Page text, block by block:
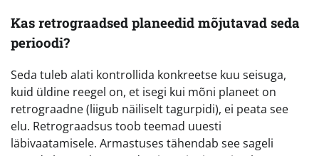
Kas retrograadsed planeedid mõjutavad seda
perioodi?
Seda tuleb alati kontrollida konkreetse kuu seisuga,
kuid üldine reegel on, et isegi kui mõni planeet on
retrograadne (liigub näiliselt tagurpidi), ei peata see
elu. Retrograadsus toob teemad uuesti
läbivaatamisele. Armastuses tähendab see sageli